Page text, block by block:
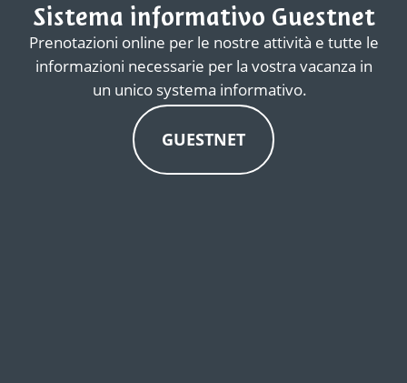
Sistema informativo Guestnet
Prenotazioni online per le nostre attività e tutte le
informazioni necessarie per la vostra vacanza in
un unico systema informativo.
GUESTNET